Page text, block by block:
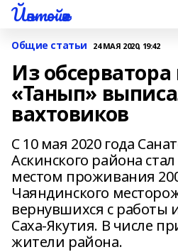
Йәнтөйәк
Общие статьи 24 МАЯ 2020, 19:42
Из
«Танып»
вахтовиков
С 10 мая 2020 года
Аскинского района
местом проживания
Чаяндинского
вернувшихся с работы
Саха-Якутия. В числе
жители района.